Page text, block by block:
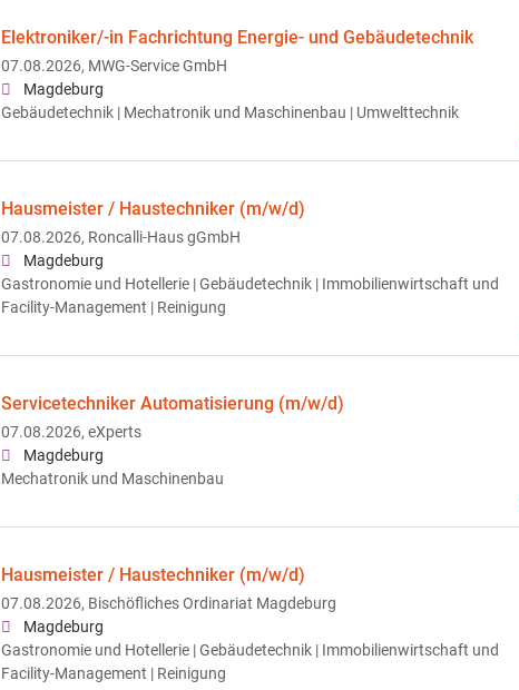
Elektroniker/-in Fachrichtung Energie- und Gebäudetechnik
07.08.2026, MWG-Service GmbH
Magdeburg
Gebäudetechnik | Mechatronik und Maschinenbau | Umwelttechnik
Hausmeister / Haustechniker (m/w/d)
07.08.2026, Roncalli-Haus gGmbH
Magdeburg
Gastronomie und Hotellerie | Gebäudetechnik | Immobilienwirtschaft und
Facility-Management | Reinigung
Servicetechniker Automatisierung (m/w/d)
07.08.2026, eXperts
Magdeburg
Mechatronik und Maschinenbau
Hausmeister / Haustechniker (m/w/d)
07.08.2026, Bischöfliches Ordinariat Magdeburg
Magdeburg
Gastronomie und Hotellerie | Gebäudetechnik | Immobilienwirtschaft und
Facility-Management | Reinigung